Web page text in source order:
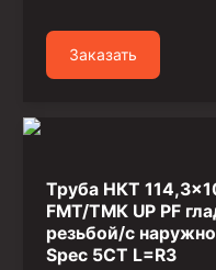
Заказать
Труба НКТ
FMT/ТМК UP PF
резьбой/с
Spec 5CT L=R3